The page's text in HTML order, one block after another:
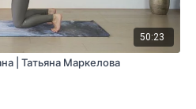
50:23
| Татьяна Маркелова